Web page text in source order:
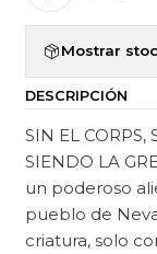
Mostrar
DESCRIPCIÓN
SIN EL CORPS,
SIENDO LA
un poderoso
pueblo de
criatura, solo